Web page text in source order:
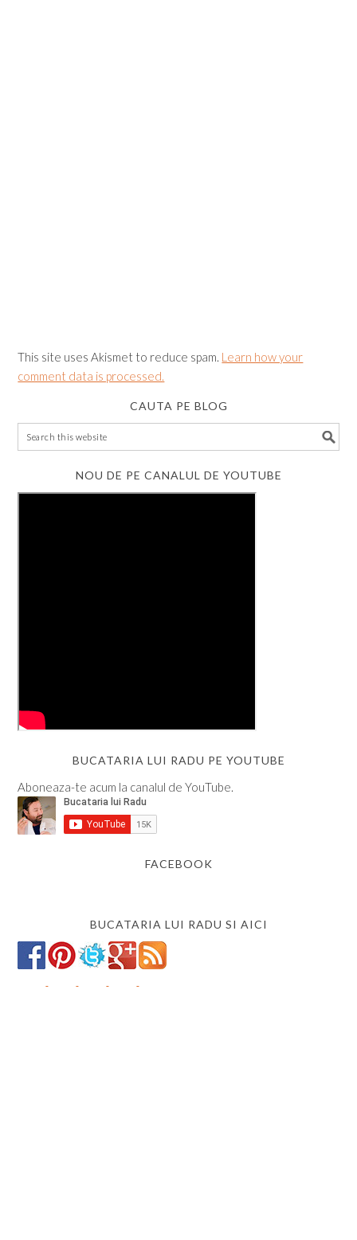
This site uses Akismet to reduce spam. Learn how your
comment data is processed.
CAUTA PE BLOG
NOU DE PE CANALUL DE YOUTUBE
BUCATARIA LUI RADU PE YOUTUBE
Aboneaza-te acum la canalul de YouTube.
FACEBOOK
BUCATARIA LUI RADU SI AICI